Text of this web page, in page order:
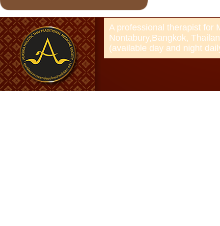
A professional therapist for
Nontabury,Bangkok,
(available day and night